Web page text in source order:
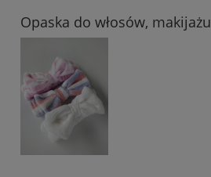
Opaska do włosów, makijażu